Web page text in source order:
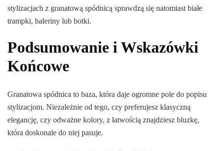
stylizacjach z granatową spódnicą sprawdzą się natomiast białe
trampki, baleriny lub botki.
Podsumowanie i Wskazówki
Końcowe
Granatowa spódnica to baza, która daje ogromne pole do popisu
stylizacjom. Niezależnie od tego, czy preferujesz klasyczną
elegancję, czy odważne kolory, z łatwością znajdziesz bluzkę,
która doskonale do niej pasuje.